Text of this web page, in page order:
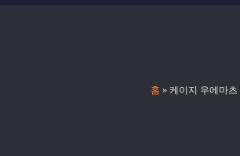
홈 » 케이지 우에마